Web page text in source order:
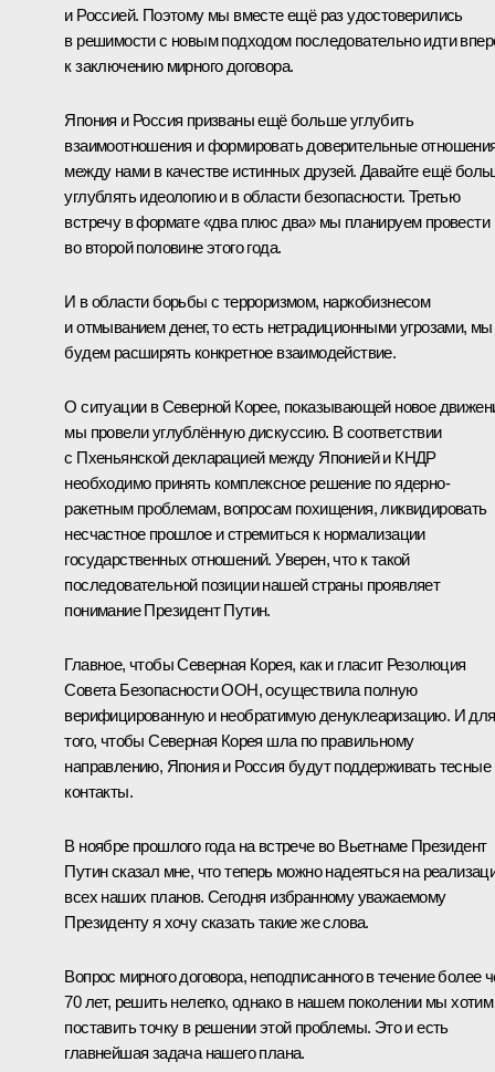
и Россией. Поэтому мы вместе ещё раз удостоверились
в решимости с новым подходом последовательно идти
к заключению мирного договора.
Япония и Россия призваны ещё больше углубить
взаимоотношения и формировать доверительные
между нами в качестве истинных друзей. Давайте ещё
углублять идеологию и в области безопасности. Третью
встречу в формате «два плюс два» мы планируем провести
во второй половине этого года.
И в области борьбы с терроризмом, наркобизнесом
и отмыванием денег, то есть нетрадиционными угрозами, мы
будем расширять конкретное взаимодействие.
О ситуации в Северной Корее, показывающей новое
мы провели углублённую дискуссию. В соответствии
с Пхеньянской декларацией между Японией и КНДР
необходимо принять комплексное решение по ядерно-
ракетным проблемам, вопросам похищения, ликвидировать
несчастное прошлое и стремиться к нормализации
государственных отношений. Уверен, что к такой
последовательной позиции нашей страны проявляет
понимание Президент Путин.
Главное, чтобы Северная Корея, как и гласит Резолюция
Совета Безопасности ООН, осуществила полную
верифицированную и необратимую денуклеаризацию. И для
того, чтобы Северная Корея шла по правильному
направлению, Япония и Россия будут поддерживать тесные
контакты.
В ноябре прошлого года на встрече во Вьетнаме Президент
Путин сказал мне, что теперь можно надеяться на
всех наших планов. Сегодня избранному уважаемому
Президенту я хочу сказать такие же слова.
Вопрос мирного договора, неподписанного в течение более
70 лет, решить нелегко, однако в нашем поколении мы хотим
поставить точку в решении этой проблемы. Это и есть
главнейшая задача нашего плана.